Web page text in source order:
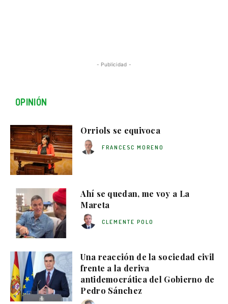
- Publicidad -
OPINIÓN
Orriols se equivoca
FRANCESC MORENO
Ahí se quedan, me voy a La
Mareta
CLEMENTE POLO
Una reacción de la sociedad civil
frente a la deriva
antidemocrática del Gobierno de
Pedro Sánchez